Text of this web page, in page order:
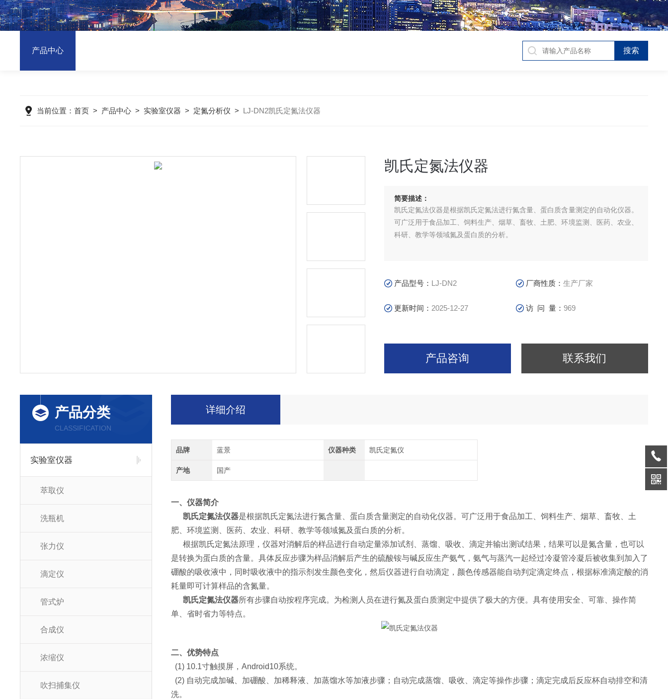
产品中心
当前位置：首页 > 产品中心 > 实验室仪器 > 定氮分析仪 > LJ-DN2凯氏定氮法仪器
凯氏定氮法仪器
简要描述：
凯氏定氮法仪器是根据凯氏定氮法进行氮含量、蛋白质含量测定的自动化仪器。
可广泛用于食品加工、饲料生产、烟草、畜牧、土肥、环境监测、医药、农业、
科研、教学等领域氮及蛋白质的分析。
产品型号： LJ-DN2 厂商性质：生产厂家
更新时间： 2025-12-27 访 问 量：969
产品咨询 联系我们
产品分类
CLASSIFICATION
实验室仪器
萃取仪
洗瓶机
张力仪
滴定仪
管式炉
合成仪
浓缩仪
吹扫捕集仪
详细介绍
品牌 蓝景 仪器种类 凯氏定氮仪
产地 国产
一、仪器简介
凯氏定氮法仪器是根据凯氏定氮法进行氮含量、蛋白质含量测定的自动化仪器。可广泛用于食品加工、饲料生产、烟草、畜牧、土
肥、环境监测、医药、农业、科研、教学等领域氮及蛋白质的分析。
根据凯氏定氮法原理，仪器对消解后的样品进行自动定量添加试剂、蒸馏、吸收、滴定并输出测试结果，结果可以是氮含量，也可以
是转换为蛋白质的含量。具体反应步骤为样品消解后产生的硫酸铵与碱反应生产氨气，氨气与蒸汽一起经过冷凝管冷凝后被收集到加入了
硼酸的吸收液中，同时吸收液中的指示剂发生颜色变化，然后仪器进行自动滴定，颜色传感器能自动判定滴定终点，根据标准滴定酸的消
耗量即可计算样品的含氮量。
凯氏定氮法仪器所有步骤自动按程序完成。为检测人员在进行氮及蛋白质测定中提供了极大的方便。具有使用安全、可靠、操作简
单、省时省力等特点。
二、优势特点
(1) 10.1寸触摸屏，Android10系统。
(2) 自动完成加碱、加硼酸、加稀释液、加蒸馏水等加液步骤；自动完成蒸馏、吸收、滴定等操作步骤；滴定完成后反应杯自动排空和清
洗。